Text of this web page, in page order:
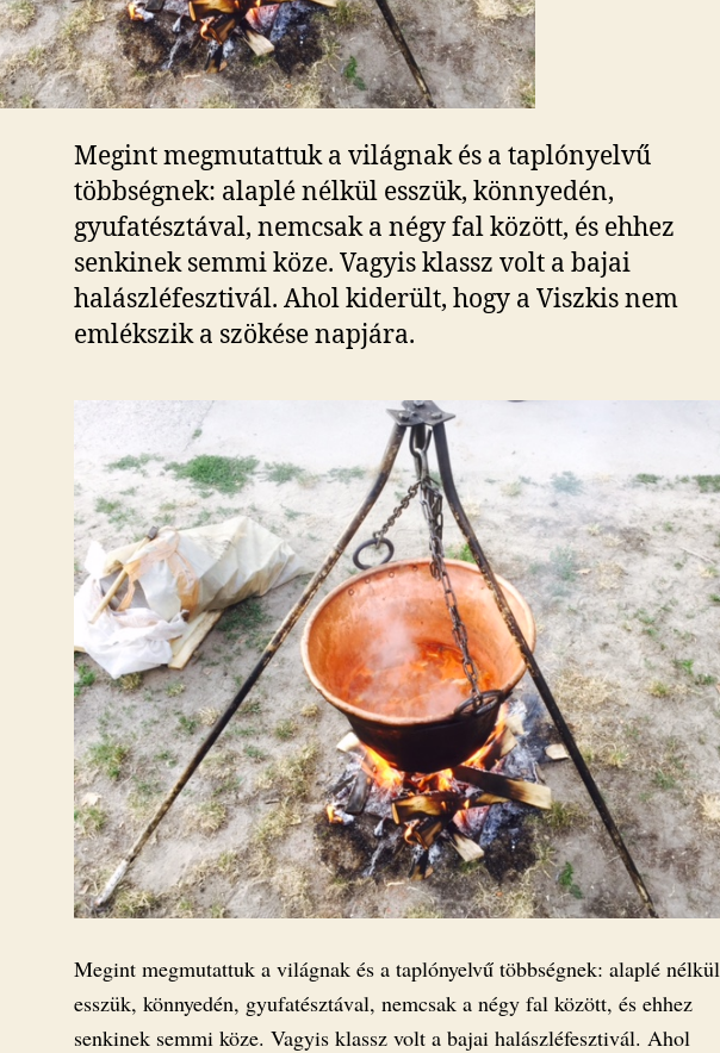
Megint megmutattuk a világnak és a taplónyelvű
többségnek: alaplé nélkül esszük, könnyedén,
gyufatésztával, nemcsak a négy fal között, és ehhez
senkinek semmi köze. Vagyis klassz volt a bajai
halászléfesztivál. Ahol kiderült, hogy a Viszkis nem
emlékszik a szökése napjára.
Megint megmutattuk a világnak és a taplónyelvű többségnek: alaplé nélkül
esszük, könnyedén, gyufatésztával, nemcsak a négy fal között, és ehhez
senkinek semmi köze. Vagyis klassz volt a bajai halászléfesztivál. Ahol